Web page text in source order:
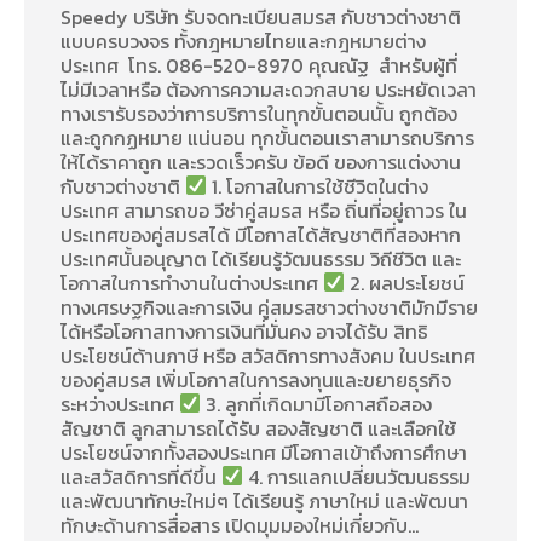
Speedy บริษัท รับจดทะเบียนสมรส กับชาวต่างชาติ
แบบครบวงจร ทั้งกฎหมายไทยและกฎหมายต่าง
ประเทศ โทร. 086-520-8970 คุณณัฐ สำหรับผู้ที่
ไม่มีเวลาหรือ ต้องการความสะดวกสบาย ประหยัดเวลา
ทางเรารับรองว่าการบริการในทุกขั้นตอนนั้น ถูกต้อง
และถูกกฏหมาย แน่นอน ทุกขั้นตอนเราสามารถบริการ
ให้ได้ราคาถูก และรวดเร็วครับ ข้อดี ของการแต่งงาน
กับชาวต่างชาติ
1. โอกาสในการใช้ชีวิตในต่าง
ประเทศ สามารถขอ วีซ่าคู่สมรส หรือ ถิ่นที่อยู่ถาวร ใน
ประเทศของคู่สมรสได้ มีโอกาสได้สัญชาติที่สองหาก
ประเทศนั้นอนุญาต ได้เรียนรู้วัฒนธรรม วิถีชีวิต และ
โอกาสในการทำงานในต่างประเทศ
2. ผลประโยชน์
ทางเศรษฐกิจและการเงิน คู่สมรสชาวต่างชาติมักมีราย
ได้หรือโอกาสทางการเงินที่มั่นคง อาจได้รับ สิทธิ
ประโยชน์ด้านภาษี หรือ สวัสดิการทางสังคม ในประเทศ
ของคู่สมรส เพิ่มโอกาสในการลงทุนและขยายธุรกิจ
ระหว่างประเทศ
3. ลูกที่เกิดมามีโอกาสถือสอง
สัญชาติ ลูกสามารถได้รับ สองสัญชาติ และเลือกใช้
ประโยชน์จากทั้งสองประเทศ มีโอกาสเข้าถึงการศึกษา
และสวัสดิการที่ดีขึ้น
4. การแลกเปลี่ยนวัฒนธรรม
และพัฒนาทักษะใหม่ๆ ได้เรียนรู้ ภาษาใหม่ และพัฒนา
ทักษะด้านการสื่อสาร เปิดมุมมองใหม่เกี่ยวกับ…